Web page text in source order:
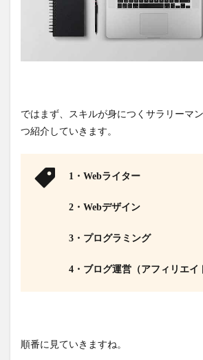
ではまず、スキルが身につくサラリーマ
つ紹介していきます。
1・Webライター
2・Webデザイン
3・プログラミング
4・ブログ運営（アフィリエイ
順番に見ていきますね。